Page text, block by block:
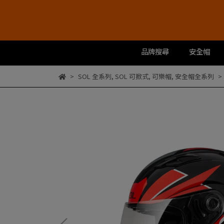
品牌搜尋 安全帽
SOL 全系列, SOL 可掀式, 可樂帽, 安全帽全系列